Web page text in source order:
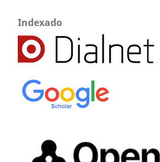
Indexado